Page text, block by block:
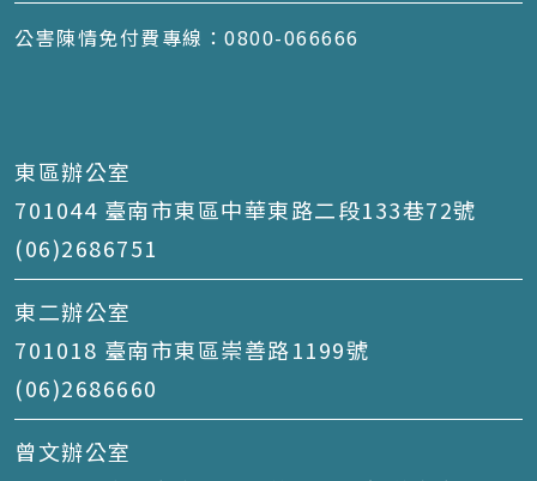
公害陳情免付費專線：0800-066666
東區辦公室
701044 臺南市東區中華東路二段133巷72號
(06)2686751
東二辦公室
701018 臺南市東區崇善路1199號
(06)2686660
曾文辦公室